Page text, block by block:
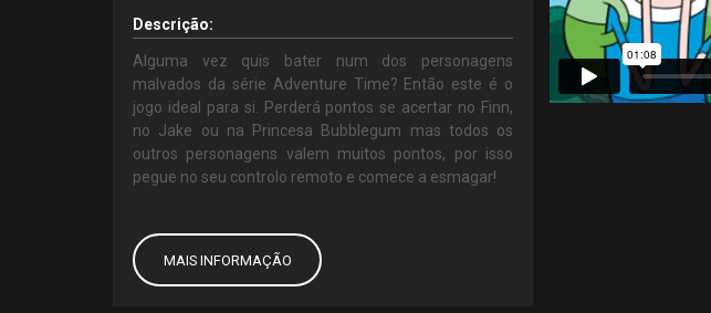
Descrição:
Alguma vez quis bater num dos personagens
malvados da série Adventure Time? Então este é o
jogo ideal para si. Perderá pontos se acertar no Finn,
no Jake ou na Princesa Bubblegum mas todos os
outros personagens valem muitos pontos, por isso
pegue no seu controlo remoto e comece a esmagar!
MAIS INFORMAÇÃO